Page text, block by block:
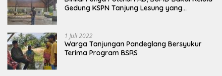
Gedung KSPN Tanjung Lesung yang
1 Juli 2022
Warga Tanjungan Pandeglang Bersyukur
Terima Program BSRS